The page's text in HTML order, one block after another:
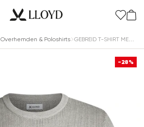
Overhemden & Poloshirts GEBREID T-SHIRT MET RONDE HALS
-28%